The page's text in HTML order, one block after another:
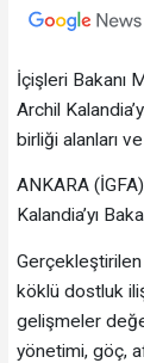
İçişleri Bakanı
Archil
birliği alanları
ANKARA
Kalandia’yı
köklü dostluk
gelişmeler
yönetimi, göç,